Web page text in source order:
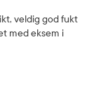
veldig god fukt
med eksem i